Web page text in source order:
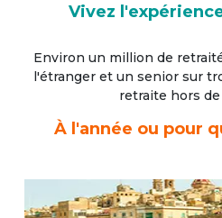
Vivez
Environ un million de
l'étrangeret un senior sur
retraite hors de
À l'année ou pour